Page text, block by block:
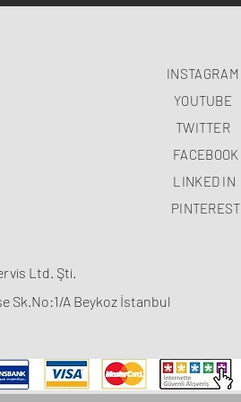
INSTAGRAM
YOUTUBE
TWITTER
FACEBOOK
LINKED IN
PINTEREST
Ltd. Şti.
Sk.No:1/A Beykoz İstanbul